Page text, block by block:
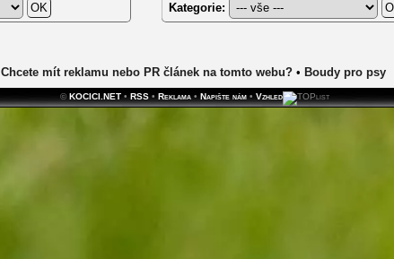
Kategorie:
Chcete mít reklamu nebo PR článek na tomto webu?• Boudy pro psy
©KOCICI.NET• RSS• Reklama• Napište nám• Vzhled